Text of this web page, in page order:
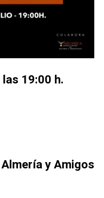
19:00 h.
y Amigos